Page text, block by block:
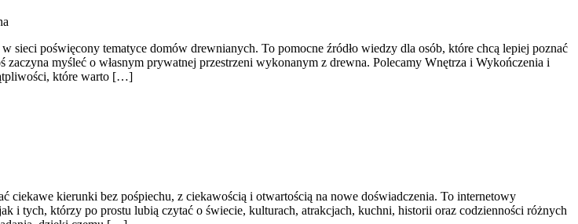
poświęcony tematyce domów drewnianych. To pomocne źródło wiedzy dla osób, które chcą lepiej poznać
myśleć o własnym prywatnej przestrzeni wykonanym z drewna. Polecamy Wnętrza i Wykończenia i
które warto […]
ciekawe kierunki bez pośpiechu, z ciekawością i otwartością na nowe doświadczenia. To internetowy
i tych, którzy po prostu lubią czytać o świecie, kulturach, atrakcjach, kuchni, historii oraz codzienności różnych